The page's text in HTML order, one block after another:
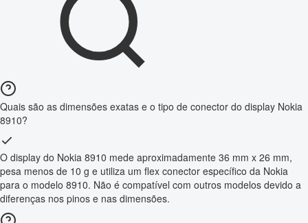
Quais são as dimensões exatas e o tipo de conector do display Nokia
8910?
O display do Nokia 8910 mede aproximadamente 36 mm x 26 mm,
pesa menos de 10 g e utiliza um flex conector específico da Nokia
para o modelo 8910. Não é compatível com outros modelos devido a
diferenças nos pinos e nas dimensões.